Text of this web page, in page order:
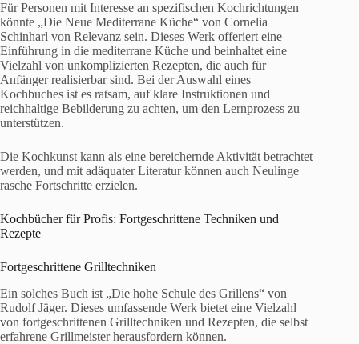
Für Personen mit Interesse an spezifischen Kochrichtungen
könnte „Die Neue Mediterrane Küche“ von Cornelia
Schinharl von Relevanz sein. Dieses Werk offeriert eine
Einführung in die mediterrane Küche und beinhaltet eine
Vielzahl von unkomplizierten Rezepten, die auch für
Anfänger realisierbar sind. Bei der Auswahl eines
Kochbuches ist es ratsam, auf klare Instruktionen und
reichhaltige Bebilderung zu achten, um den Lernprozess zu
unterstützen.
Die Kochkunst kann als eine bereichernde Aktivität betrachtet
werden, und mit adäquater Literatur können auch Neulinge
rasche Fortschritte erzielen.
Kochbücher für Profis: Fortgeschrittene Techniken und
Rezepte
Fortgeschrittene Grilltechniken
Ein solches Buch ist „Die hohe Schule des Grillens“ von
Rudolf Jäger. Dieses umfassende Werk bietet eine Vielzahl
von fortgeschrittenen Grilltechniken und Rezepten, die selbst
erfahrene Grillmeister herausfordern können.